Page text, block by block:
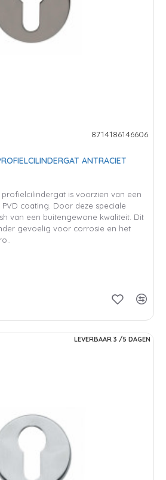
8714186146606
ANTRACIET
is voorzien van een
coating. Door deze speciale
van een buitengewone kwaliteit. Dit
gevoelig voor corrosie en het
LEVERBAAR 3 /5 DAGEN